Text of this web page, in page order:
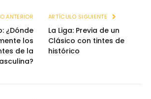
ANTERIOR
¿Dónde
los
de la
ARTÍCULO SIGUIENTE
La Liga: Previa de un
Clásico con tintes de
histórico